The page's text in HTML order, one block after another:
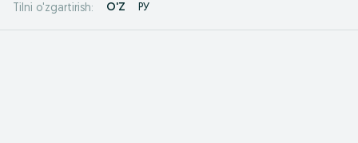
Tilni o'zgartirish: O'Z РУ